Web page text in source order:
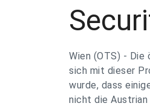
Wien (OTS) -
sich mit dieser
wurde, dass
nicht die Austrian